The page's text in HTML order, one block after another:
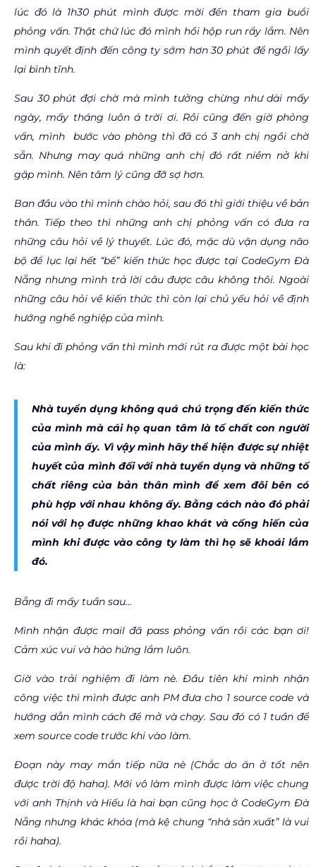
lúc đó là 1h30 phút mình được mời đến tham gia buổi
phỏng vấn. Thật chứ lúc đó mình hồi hộp run rẩy lắm. Nên
mình quyết định đến công ty sớm hơn 30 phút để ngồi lấy
lại bình tĩnh.
Sau 30 phút đợi chờ mà mình tưởng chừng như dài mấy
ngày, mấy tháng luôn á trời ơi. Rồi cũng đến giờ phỏng
vấn, mình bước vào phòng thì đã có 3 anh chị ngồi chờ
sẵn. Nhưng may quá những anh chị đó rất niềm nở khi
gặp mình. Nên tâm lý cũng đỡ sợ hơn.
Ban đầu vào thì mình chào hỏi, sau đó thì giới thiệu về bản
thân. Tiếp theo thì những anh chị phỏng vấn có đưa ra
những câu hỏi về lý thuyết. Lúc đó, mặc dù vận dụng não
bộ để lục lại hết “bể” kiến thức học được tại CodeGym Đà
Nẵng nhưng mình trả lời câu được câu không thôi. Ngoài
những câu hỏi về kiến thức thì còn lại chủ yếu hỏi về định
hướng nghề nghiệp của mình.
Sau khi đi phỏng vấn thì mình mới rút ra được một bài học
là:
Nhà tuyển dụng không quá chú trọng đến kiến thức
của mình mà cái họ quan tâm là tố chất con người
của mình ấy. Vì vậy mình hãy thể hiện được sự nhiệt
huyết của mình đối với nhà tuyển dụng và những tố
chất riêng của bản thân mình để xem đôi bên có
phù hợp với nhau không ấy. Bằng cách nào đó phải
nói với họ được những khao khát và cống hiến của
mình khi được vào công ty làm thì họ sẽ khoái lắm
đó.
Bẵng đi mấy tuần sau…
Mình nhận được mail đã pass phỏng vấn rồi các bạn ơi!
Cảm xúc vui và hào hứng lắm luôn.
Giờ vào trải nghiệm đi làm nè. Đầu tiên khi mình nhận
công việc thì mình được anh PM đưa cho 1 source code và
hướng dẫn mình cách để mở và chạy. Sau đó có 1 tuần để
xem source code trước khi vào làm.
Đoạn này may mắn tiếp nữa nè (Chắc do ăn ở tốt nên
được trời độ haha). Mới vô làm mình được làm việc chung
với anh Thịnh và Hiếu là hai bạn cũng học ở CodeGym Đà
Nẵng nhưng khác khóa (mà kệ chung “nhà sản xuất” là vui
rồi haha).